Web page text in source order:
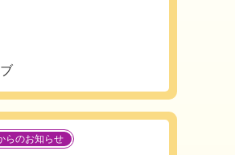
らのお知らせ